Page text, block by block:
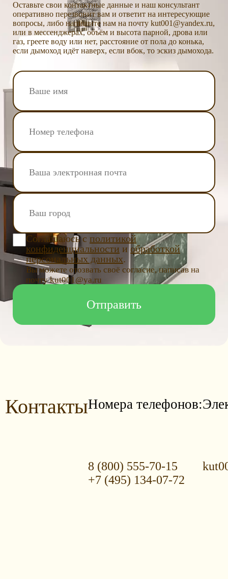
Оставьте свои контактные данные и наш консультант
оперативно перезвонит вам и ответит на интересующие
вопросы, либо напишите нам на почту kut001@yandex.ru,
или в мессенджерах, объём и высота парной, дрова или
газ, греете воду или нет, расстояние от пола до конька,
если дымоход идёт наверх, если вбок, то эскиз дымохода.
Соглашаюсь с политикой
конфиденциальности и обработкой
персональных данных.
Вы можете отозвать своё согласие, написав на
почту kut001@ya.ru
КонтактыНомера телефонов:
8 (800) 555-70-15
+7 (495) 134-07-72